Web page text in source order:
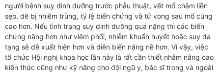
người bệnh suy dinh dưỡng trước phẫu thuật, vết mổ chậm liền
sẹo, dễ bị nhiễm trùng, tỷ lệ biến chứng và tử vong sau mổ cũng
cao hơn. Nếu tình trạng suy dinh dưỡng quá nặng thì các biến
chứng nặng hơn như viêm phổi, nhiễm khuẩn huyết hoặc suy đa
tạng sẽ dễ xuất hiện hơn và diễn biến nặng nề hơn. Vì vậy, việc
tổ chức Hội nghị khoa học lần này là rất cần thiết nhằm nâng cao
kiến thức cũng như kỹ năng cho đội ngũ y, bác sĩ trong và ngoài